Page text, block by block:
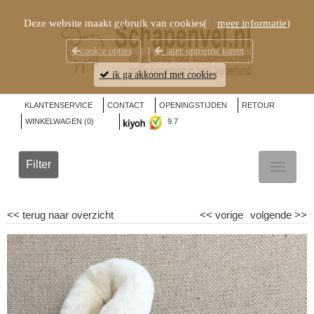
KLANTENSERVICE CONTACT OPENINGSTIJDEN
RETOUR
WINKELWAGEN (0) 9.7
Filter
<< terug naar overzicht volgende >>
<< vorige
Deze website maakt gebruik van cookies( meer informatie)
cookie opties later opnieuw tonen
ik ga akkoord met cookies